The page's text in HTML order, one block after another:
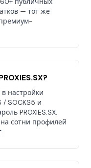
— тот же
настройки
/ SOCKS5 и
PROXIES.SX.
сотни профилей